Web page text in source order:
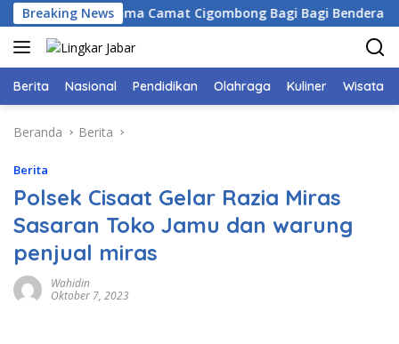
Langsung
ke
konten
Breaking News
Bogor Bersama Camat Cigombong Bagi Bagi Bendera
Berita Nasional Pendidikan Olahraga Kuliner Wisata
Beranda Berita
Berita
Polsek Cisaat Gelar Razia Miras
Sasaran Toko Jamu dan warung
penjual miras
Wahidin
Oktober 7, 2023